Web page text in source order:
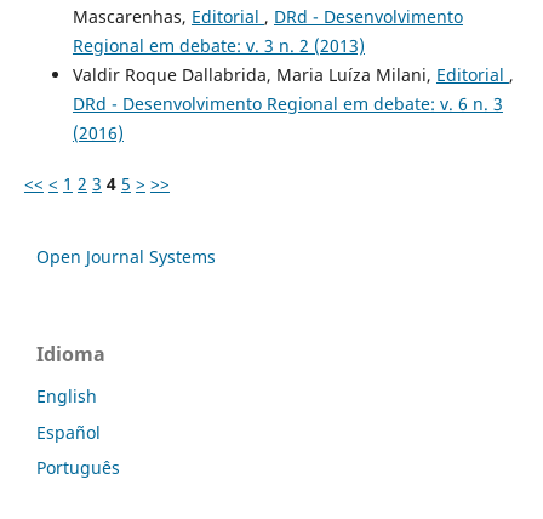
Mascarenhas, Editorial , DRd - Desenvolvimento
Regional em debate: v. 3 n. 2 (2013)
Valdir Roque Dallabrida, Maria Luíza Milani, Editorial ,
DRd - Desenvolvimento Regional em debate: v. 6 n. 3
(2016)
<< < 1 2 3 4 5 > >>
Open Journal Systems
Idioma
English
Español
Português